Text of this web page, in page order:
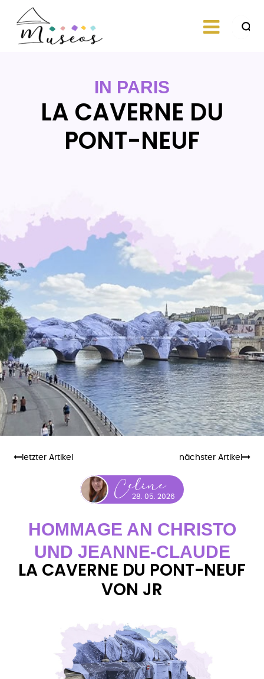
content
IN PARIS
LA CAVERNE DU
PONT-NEUF
letzter Artikel
Celine
28. 05. 2026
nächster Artikel
HOMMAGE AN CHRISTO
UND JEANNE-CLAUDE
LA CAVERNE DU PONT-NEUF
VON JR